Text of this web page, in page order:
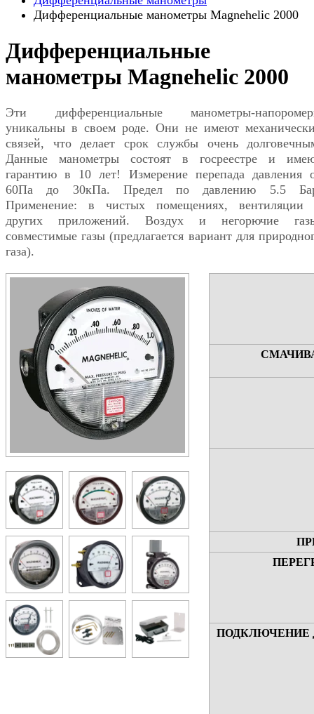
Дифференциальные манометры Magnehelic 2000
Дифференциальные
манометры Magnehelic 2000
Эти дифференциальные манометры-
уникальны в своем роде. Они не имеют
связей, что делает срок службы очень
Данные манометры состоят в госреестре и
гарантию в 10 лет! Измерение перепада давления
60Па до 30кПа. Предел по давлению 5.5
Применение: в чистых помещениях, вентиляции
других приложений. Воздух и негорючие
совместимые газы (предлагается вариант для
газа).
ПОДКЛЮЧЕНИЕ